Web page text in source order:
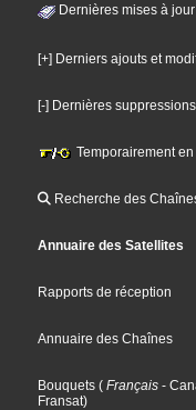
Dernières mises à
[+] Derniers ajouts et
[-] Dernières suppressions
Temporairement
Recherche des
Annuaire des Satellites
Rapports de réception
Annuaire des Chaînes
Bouquets ( Français -
Fransat)